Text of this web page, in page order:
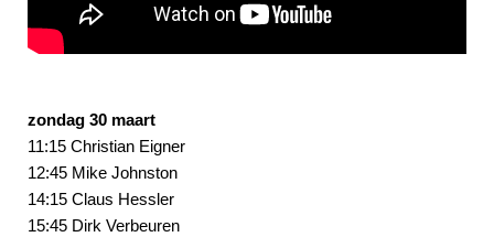
zondag 30 maart
11:15 Christian Eigner
12:45 Mike Johnston
14:15 Claus Hessler
15:45 Dirk Verbeuren